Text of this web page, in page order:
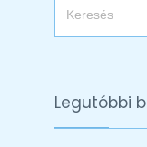
Legutóbbi